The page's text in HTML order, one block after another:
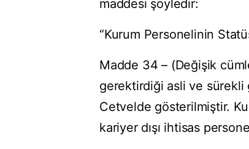
maddesi şöyledir:
“Kurum Personelinin
Madde 34 – (Değişik
gerektirdiği asli ve sürekli
Cetvelde gösterilmiştir.
kariyer dışı ihtisas